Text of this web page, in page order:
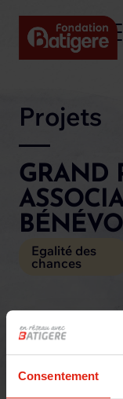
Consentement
Projets
GRAND
Egalité des
chances